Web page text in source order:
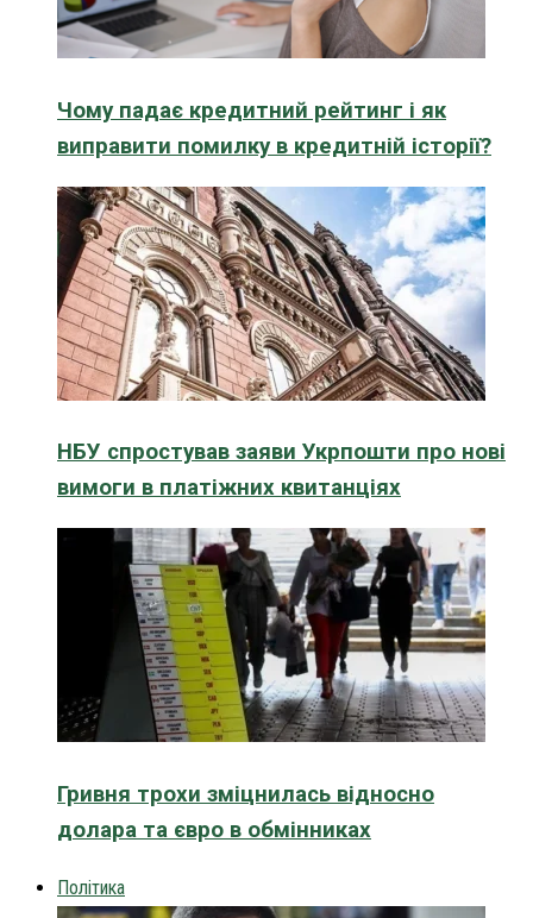
Чому падає кредитний рейтинг і як
виправити помилку в кредитній історії?
НБУ спростував заяви Укрпошти про нові
вимоги в платіжних квитанціях
Гривня трохи зміцнилась відносно
долара та євро в обмінниках
Політика